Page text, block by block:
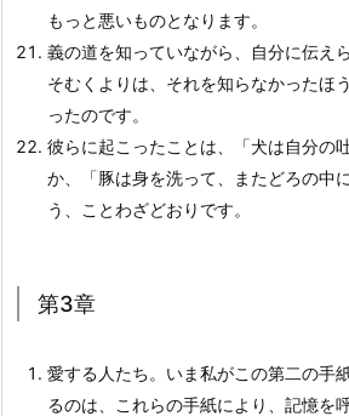
もっと悪いものとなります。
義の道を知っていながら、自分に伝え
そむくよりは、それを知らなかったほ
ったのです。
彼らに起こったことは、「犬は自分の
か、「豚は身を洗って、またどろの中
う、ことわざどおりです。
第3章
愛する人たち。いま私がこの第二の手
るのは、これらの手紙により、記憶を